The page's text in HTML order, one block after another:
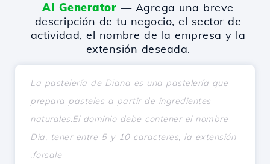
AI Generator — Agrega una breve
descripción de tu negocio, el sector de
actividad, el nombre de la empresa y la
extensión deseada.